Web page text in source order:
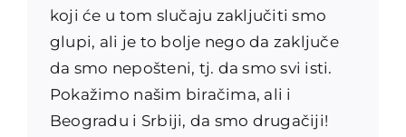
koji će u tom slučaju zaključiti smo
glupi, ali je to bolje nego da zaključe
da smo nepošteni, tj. da smo svi isti.
Pokažimo našim biračima, ali i
Beogradu i Srbiji, da smo drugačiji!